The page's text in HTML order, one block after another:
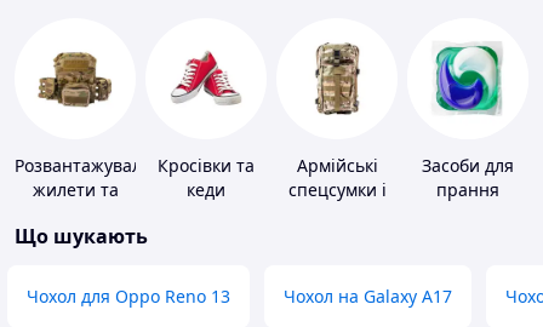
Розвантажувальні
жилети та
без плит
Кросівки та
кеди
Армійські
спецсумки і
Засоби для
прання
Що шукають
Чохол для Oppo Reno 13 Чохол на Galaxy A17